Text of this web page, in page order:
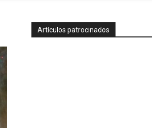
Artículos patrocinados